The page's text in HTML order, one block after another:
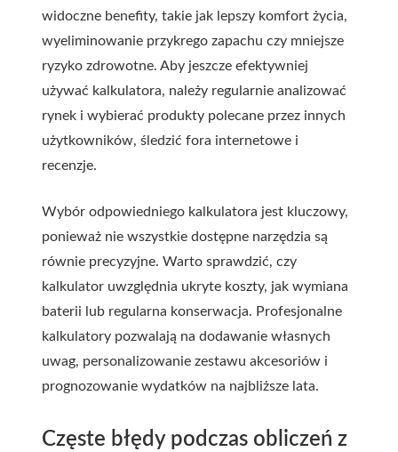
widoczne benefity, takie jak lepszy komfort życia,
wyeliminowanie przykrego zapachu czy mniejsze
ryzyko zdrowotne. Aby jeszcze efektywniej
używać kalkulatora, należy regularnie analizować
rynek i wybierać produkty polecane przez innych
użytkowników, śledzić fora internetowe i
recenzje.
Wybór odpowiedniego kalkulatora jest kluczowy,
ponieważ nie wszystkie dostępne narzędzia są
równie precyzyjne. Warto sprawdzić, czy
kalkulator uwzględnia ukryte koszty, jak wymiana
baterii lub regularna konserwacja. Profesjonalne
kalkulatory pozwalają na dodawanie własnych
uwag, personalizowanie zestawu akcesoriów i
prognozowanie wydatków na najbliższe lata.
Częste błędy podczas obliczeń z